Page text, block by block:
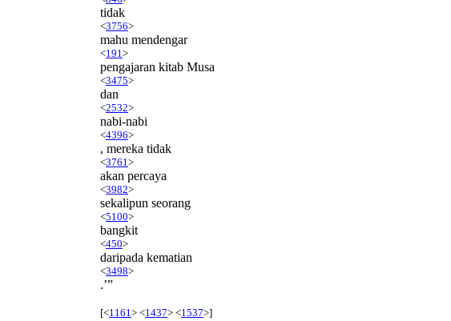
tidak
<3756>
mahu mendengar
<191 >
pengajaran kitab Musa
<3475>
dan
<2532>
nabi-nabi
<4396>
, mereka tidak
<3761 >
akan percaya
<3982>
sekalipun seorang
<5100>
bangkit
<450>
daripada kematian
<3498>
.’”
[<1161 > <1437> <1537>]